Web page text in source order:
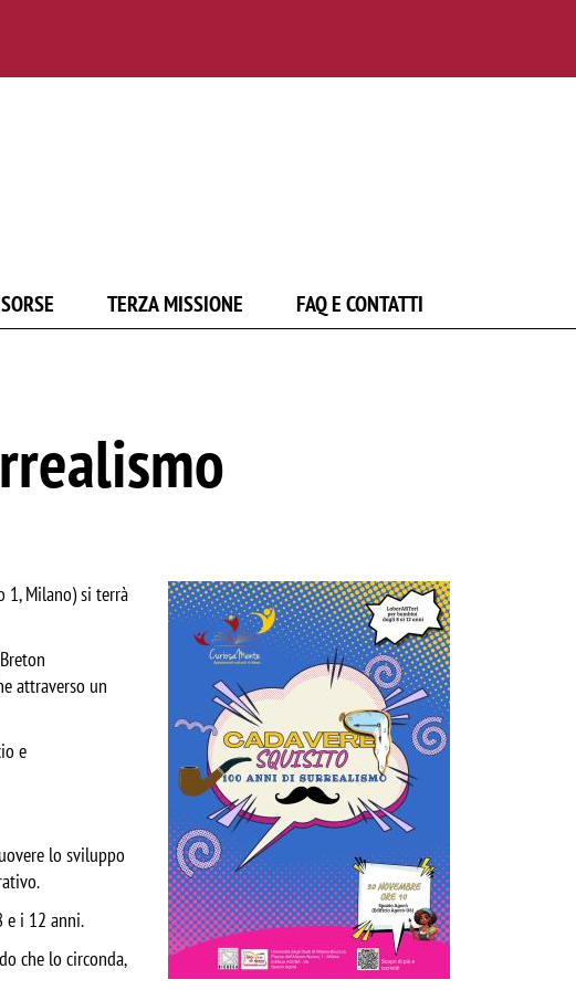
TERZA MISSIONE FAQ E CONTATTI
Image
1, Milano) si terrà
attraverso un
e
lo sviluppo
e i 12 anni.
che lo circonda,